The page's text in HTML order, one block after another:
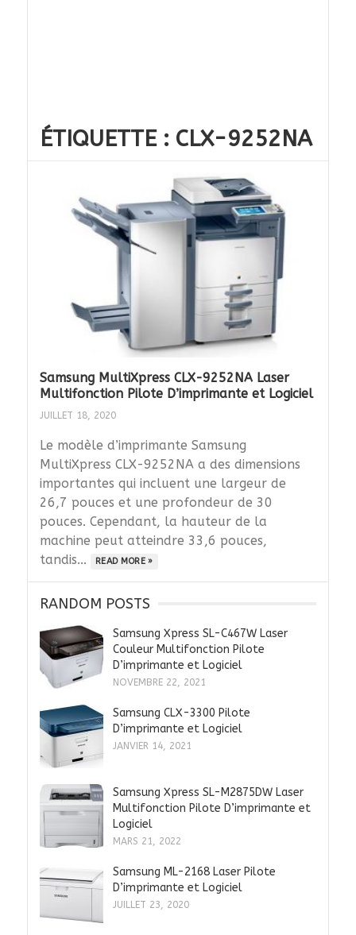
ÉTIQUETTE : CLX-9252NA
Samsung MultiXpress CLX-9252NA Laser
Multifonction Pilote D’imprimante et Logiciel
JUILLET 18, 2020
Le modèle d’imprimante Samsung
MultiXpress CLX-9252NA a des dimensions
importantes qui incluent une largeur de
26,7 pouces et une profondeur de 30
pouces. Cependant, la hauteur de la
machine peut atteindre 33,6 pouces,
tandis...
READ MORE »
RANDOM POSTS
Samsung Xpress SL-C467W Laser
Couleur Multifonction Pilote
D’imprimante et Logiciel
NOVEMBRE 22, 2021
Samsung CLX-3300 Pilote
D’imprimante et Logiciel
JANVIER 14, 2021
Samsung Xpress SL-M2875DW Laser
Multifonction Pilote D’imprimante et
Logiciel
MARS 21, 2022
Samsung ML-2168 Laser Pilote
D’imprimante et Logiciel
JUILLET 23, 2020